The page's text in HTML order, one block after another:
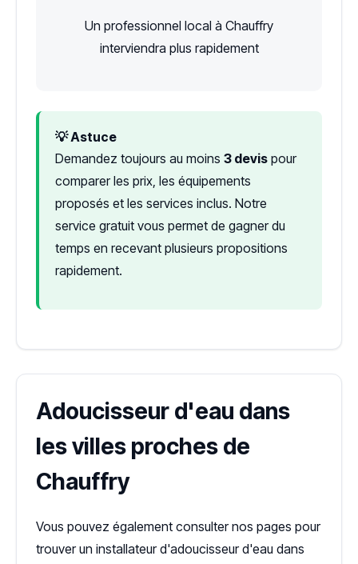
Un professionnel local à Chauffry
interviendra plus rapidement
💡 Astuce
Demandez toujours au moins 3 devis pour
comparer les prix, les équipements
proposés et les services inclus. Notre
service gratuit vous permet de gagner du
temps en recevant plusieurs propositions
rapidement.
Adoucisseur d'eau dans
les villes proches de
Chauffry
Vous pouvez également consulter nos pages pour
trouver un installateur d'adoucisseur d'eau dans